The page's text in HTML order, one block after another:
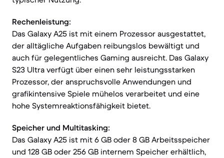
Rechenleistung:
Das Galaxy A25 ist mit einem Prozessor ausgestattet,
der alltägliche Aufgaben reibungslos bewältigt und
auch für gelegentliches Gaming ausreicht. Das Galaxy
S23 Ultra verfügt über einen sehr leistungsstarken
Prozessor, der anspruchsvolle Anwendungen und
grafikintensive Spiele mühelos verarbeitet und eine
hohe Systemreaktionsfähigkeit bietet.
Speicher und Multitasking:
Das Galaxy A25 ist mit 6 GB oder 8 GB Arbeitsspeicher
und 128 GB oder 256 GB internem Speicher erhältlich,